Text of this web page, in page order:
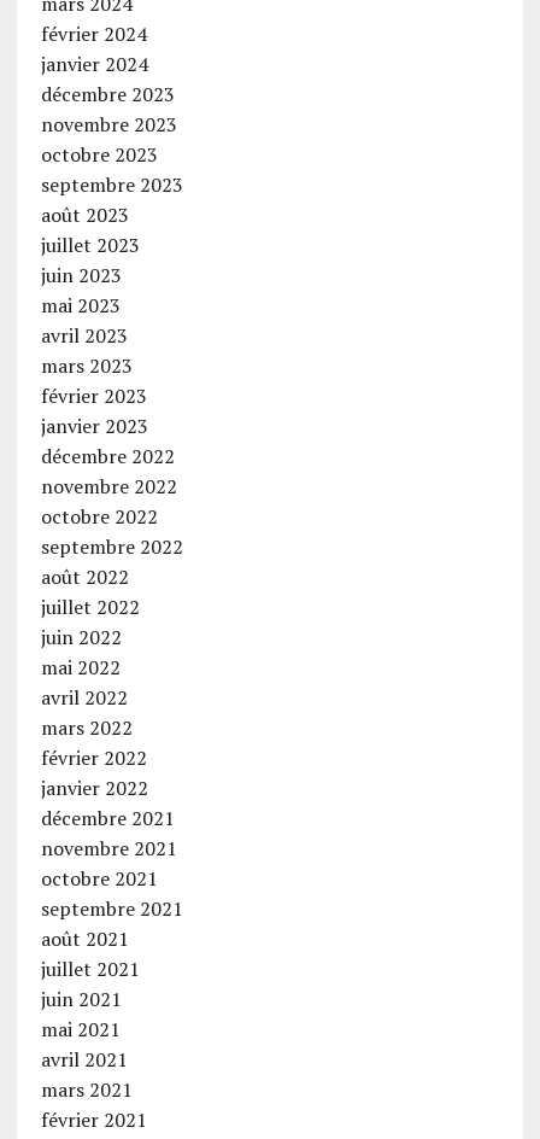
février 2024
janvier 2024
décembre 2023
novembre 2023
octobre 2023
septembre 2023
août 2023
juillet 2023
juin 2023
mai 2023
avril 2023
mars 2023
février 2023
janvier 2023
décembre 2022
novembre 2022
octobre 2022
septembre 2022
août 2022
juillet 2022
juin 2022
mai 2022
avril 2022
mars 2022
février 2022
janvier 2022
décembre 2021
novembre 2021
octobre 2021
septembre 2021
août 2021
juillet 2021
juin 2021
mai 2021
avril 2021
mars 2021
février 2021